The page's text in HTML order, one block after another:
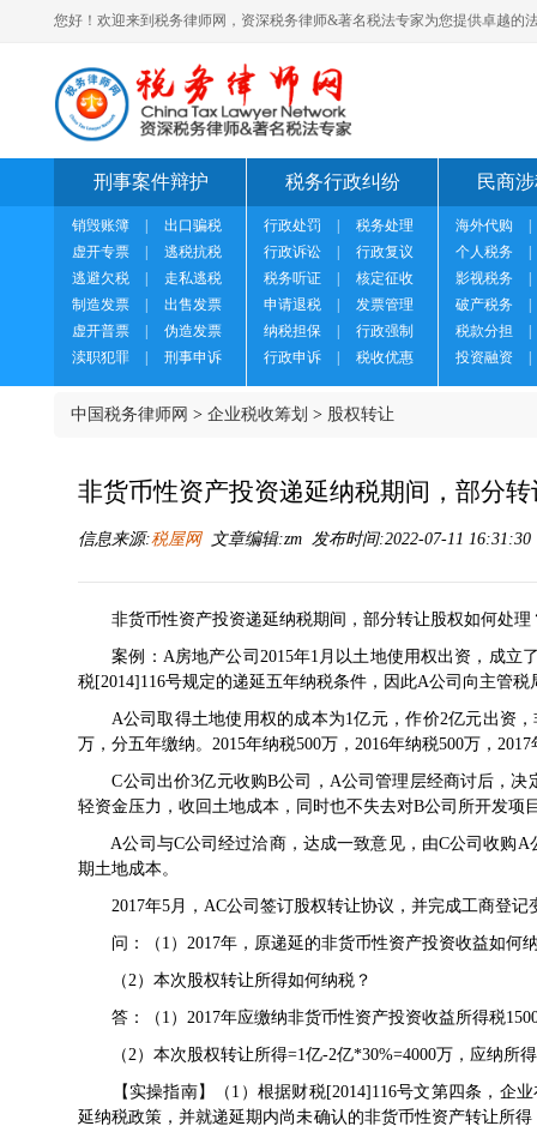
您好！欢迎来到税务律师网，资深税务律师&著名税法专家为您提供卓越的
刑事案件辩护
销毁账簿
出口骗税
虚开专票
逃税抗税
逃避欠税
走私逃税
制造发票
出售发票
虚开普票
伪造发票
渎职犯罪
刑事申诉
税务行政纠纷
行政处罚
税务处理
行政诉讼
行政复议
税务听证
核定征收
申请退税
发票管理
纳税担保
行政强制
行政申诉
税收优惠
民商
海外代购
个人税务
影视税务
破产税务
税款分担
投资融资
中国税务律师网 > 企业税收筹划 > 股权转让
非货币性资产投资递延纳税期间，部分
信息来源:税屋网文章编辑:zm 发布时间:2022-07-11
非货币性资产投资递延纳税期间，部分转让股权如何处理
案例：A房地产公司2015年1月以土地使用权出资，成立
税[2014]116号规定的递延五年纳税条件，因此A公司向主管
A公司取得土地使用权的成本为1亿元，作价2亿元出资，
万，分五年缴纳。2015年纳税500万，2016年纳税500万，
C公司出价3亿元收购B公司，A公司管理层经商讨后，决
轻资金压力，收回土地成本，同时也不失去对B公司所开发项
A公司与C公司经过洽商，达成一致意见，由C公司收购A
期土地成本。
2017年5月，AC公司签订股权转让协议，并完成工商登记
问：（1）2017年，原递延的非货币性资产投资收益如何
（2）本次股权转让所得如何纳税？
答：（1）2017年应缴纳非货币性资产投资收益所得税
（2）本次股权转让所得=1亿-2亿*30%=4000万，应纳所得
【实操指南】（1）根据财税[2014]116号文第四条，企
延纳税政策，并就递延期内尚未确认的非货币性资产转让所